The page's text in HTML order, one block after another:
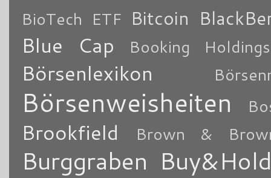
BioTech ETF Bitcoin
Blue Cap Booking Holdings
Börsenlexikon
Börsenweisheiten
Brookfield Brown &
Burggraben